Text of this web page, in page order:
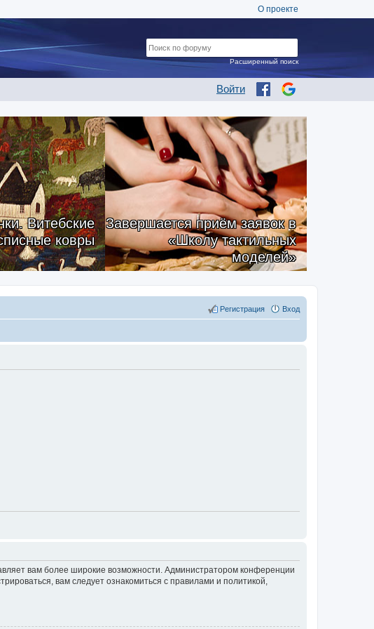
О проекте
Войти
Расширенный поиск
Витебские
ковры
Завершается приём заявок в
«Школу тактильных
моделей»
Вход
Регистрация
вам более широкие возможности. Администратором конференции
вам следует ознакомиться с правилами и политикой,